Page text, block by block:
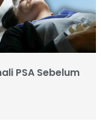
PSA Sebelum